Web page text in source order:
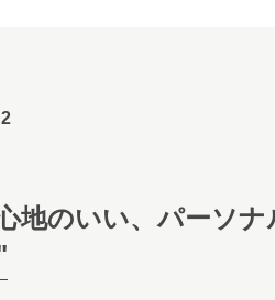
地のいい、パーソ